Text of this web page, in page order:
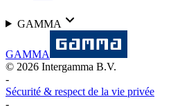
GAMMA
GAMMA
© 2026 Intergamma B.V.
-
Sécurité & respect de la vie privée
-